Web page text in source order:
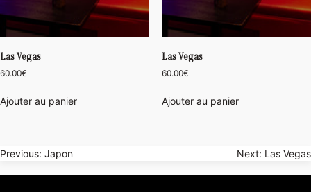
Las Vegas
60.00€
Ajouter au panier
Las Vegas
60.00€
Ajouter au panier
Navigation
de
Previous: Japon Next: Las Vegas